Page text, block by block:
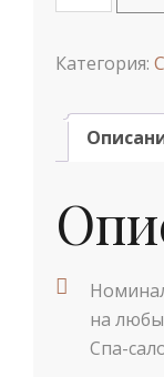
Категория:
на
Спа-